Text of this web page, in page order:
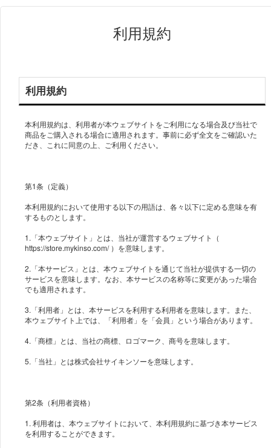
利用規約
利用規約
本利用規約は、利用者が本ウェブサイトをご利用になる場合及び当社で
商品をご購入される場合に適用されます。事前に必ず全文をご確認いた
だき、これに同意の上、ご利用ください。
第1条（定義）
本利用規約において使用する以下の用語は、各々以下に定める意味を有
するものとします。
1.「本ウェブサイト」とは、当社が運営するウェブサイト（
https://store.mykinso.com/ ）を意味します。
2.「本サービス」とは、本ウェブサイトを通じて当社が提供する一切の
サービスを意味します。なお、本サービスの名称等に変更があった場合
でも適用されます。
3.「利用者」とは、本サービスを利用する利用者を意味します。また、
本ウェブサイト上では、「利用者」を「会員」という場合があります。
4.「商標」とは、当社の商標、ロゴマーク、商号を意味します。
5.「当社」とは株式会社サイキンソーを意味します。
第2条（利用者資格）
1. 利用者は、本ウェブサイトにおいて、本利用規約に基づき本サービス
を利用することができます。